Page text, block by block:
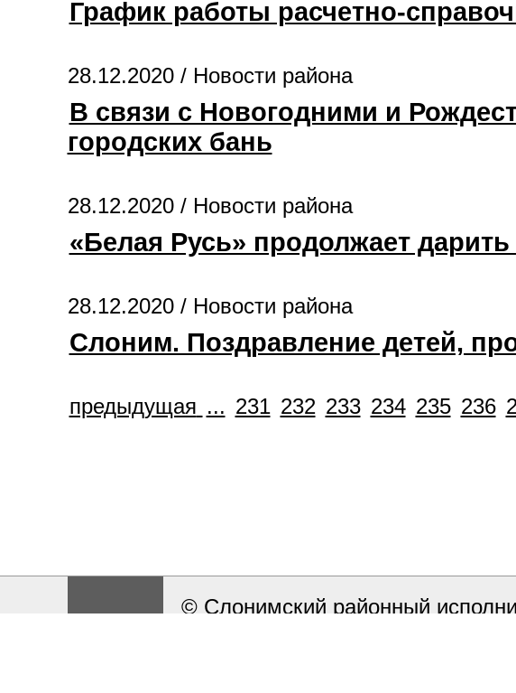
График работы расчетно-
28.12.2020 / Новости района
В связи с Новогодними и
городских бань
28.12.2020 / Новости района
«Белая Русь» продолжает
28.12.2020 / Новости района
Слоним. Поздравление детей,
предыдущая ... 231 232 233 234 235 236
© Слонимский районный